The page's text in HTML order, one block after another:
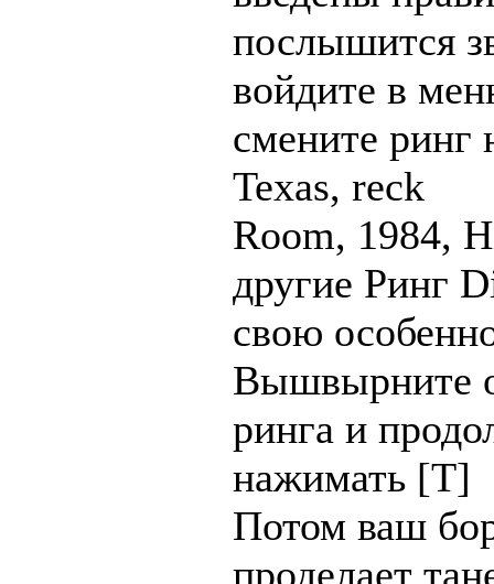
послышится
войдите в
смените ринг
Texas, reck
Room, 1984,
другие Ринг
свою
Вышвырните
ринга и
нажимать [T]
Потом ваш
проделает